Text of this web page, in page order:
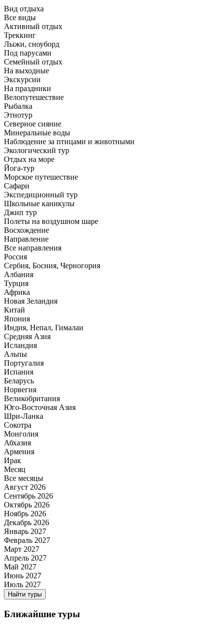
Вид отдыха
Все виды
Активный отдых
Треккинг
Лыжи, сноуборд
Под парусами
Семейный отдых
На выходные
Экскурсии
На праздники
Велопутешествие
Рыбалка
Этнотур
Северное сияние
Минеральные воды
Наблюдение за птицами и животными
Экологический тур
Отдых на море
Йога-тур
Морское путешествие
Сафари
Экспедиционный тур
Школьные каникулы
Джип тур
Полеты на воздушном шаре
Восхождение
Направлениe
Все направления
Россия
Сербия, Босния, Черногория
Албания
Турция
Африка
Новая Зеландия
Китай
Япония
Индия, Непал, Гималаи
Средняя Азия
Исландия
Альпы
Португалия
Испания
Беларусь
Норвегия
Великобритания
Юго-Восточная Азия
Шри-Ланка
Сокотра
Монголия
Абхазия
Армения
Ирак
Месяц
Все месяцы
Август 2026
Сентябрь 2026
Октябрь 2026
Ноябрь 2026
Декабрь 2026
Январь 2027
Февраль 2027
Март 2027
Апрель 2027
Май 2027
Июнь 2027
Июль 2027
Найти туры
Ближайшие туры